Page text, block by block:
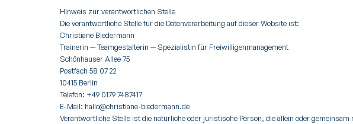
Hinweis zur verantwortlichen Stelle
Die verantwortliche Stelle für die Datenverarbeitung auf dieser Website ist:
Christiane Biedermann
Trainerin — Teamgestalterin — Spezialistin für Freiwilligenmanagement
Schönhauser Allee 75
Postfach 58 07 22
10415 Berlin
Telefon: +49 0179 7487417
E-Mail: hallo@christiane-biedermann.de
Verantwortliche Stelle ist die natürliche oder juristische Person, die allein oder